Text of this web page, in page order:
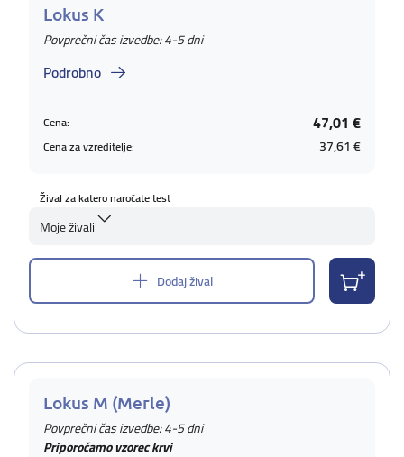
Lokus K
Povprečni čas izvedbe: 4-5 dni
Podrobno
Cena: 47,01 €
Cena za vzreditelje: 37,61 €
Žival za katero naročate test
Moje živali
Dodaj žival
Lokus M (Merle)
Povprečni čas izvedbe: 4-5 dni
Priporočamo vzorec krvi